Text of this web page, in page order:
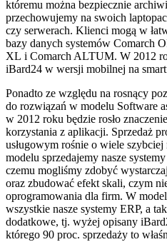
któremu można bezpiecznie
przechowujemy na swoich
czy serwerach. Klienci mogą w
bazy danych systemów Comarch
XL i Comarch ALTUM. W 2012
iBard24 w wersji mobilnej na
Ponadto ze względu na rosnący
do rozwiązań w modelu Software
w 2012 roku będzie rosło
korzystania z aplikacji. Sprzedaż
usługowym rośnie o wiele
modelu sprzedajemy nasze
czemu mogliśmy zdobyć
oraz zbudować efekt skali, czym
oprogramowania dla firm. W
wszystkie nasze systemy ERP, a
dodatkowe, tj. wyżej opisany
którego 90 proc. sprzedaży to